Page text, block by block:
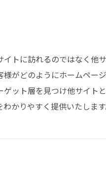
トに訪れるのではなく
がどのようにホームペー
ット層を見つけ他サイ
かりやすく提供いたします